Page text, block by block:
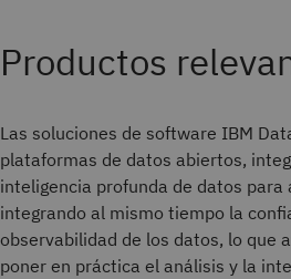
Productos
Las soluciones de software IBM
plataformas de datos abiertos,
inteligencia profunda de datos
integrando al mismo tiempo la
observabilidad de los datos, lo que
poner en práctica el análisis y la